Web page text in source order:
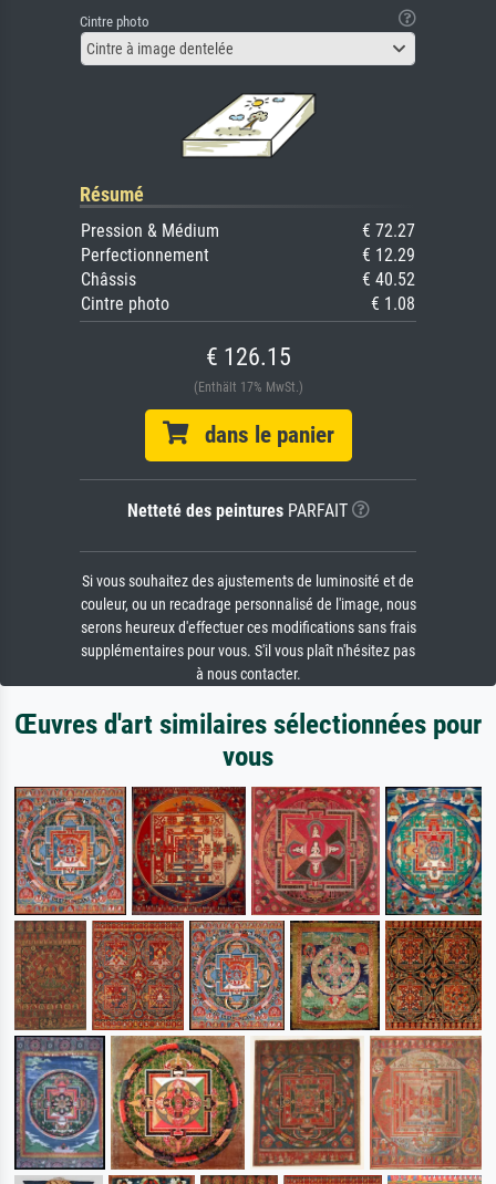
Cintre photo
Cintre à image dentelée
Résumé
Pression & Médium
€ 72.27
Perfectionnement
€ 12.29
Châssis
€ 40.52
Cintre photo
€ 1.08
€ 126.15
(Enthält 17% MwSt.)
dans le panier
Netteté des peinturesPARFAIT
Si vous souhaitez des ajustements de luminosité et de
couleur, ou un recadrage personnalisé de l'image, nous
serons heureux d'effectuer ces modifications sans frais
supplémentaires pour vous. S'il vous plaît n'hésitez pas
à nous contacter.
Œuvres d'art similaires sélectionnées pour
vous